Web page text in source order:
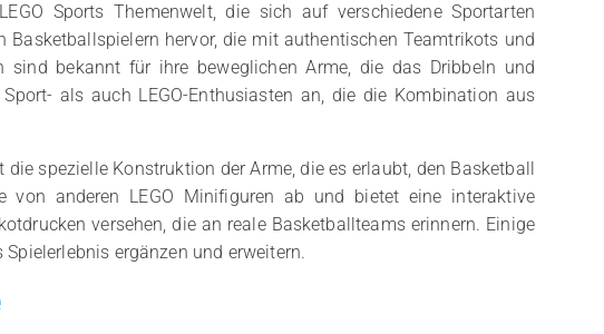
Sports Themenwelt, die sich auf verschiedene Sportarten
Basketballspielern hervor, die mit authentischen Teamtrikots und
sind bekannt für ihre beweglichen Arme, die das Dribbeln und
als auch LEGO-Enthusiasten an, die die Kombination aus
spezielle Konstruktion der Arme, die es erlaubt, den Basketball
anderen LEGO Minifiguren ab und bietet eine interaktive
versehen, die an reale Basketballteams erinnern. Einige
ergänzen und erweitern.